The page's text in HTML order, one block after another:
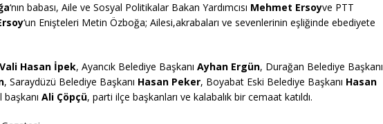
‘nın babası, Aile ve Sosyal Politikalar Bakan Yardımcısı Mehmet Ersoyve PTT
‘un Enişteleri Metin Özboğa; Ailesi,akrabaları ve sevenlerinin eşliğinde ebediyete
Vali Hasan İpek, Ayancık Belediye Başkanı Ayhan Ergün, Durağan Belediye Başkanı
, Saraydüzü Belediye Başkanı Hasan Peker, Boyabat Eski Belediye Başkanı Hasan
başkanı Ali Çöpçü, parti ilçe başkanları ve kalabalık bir cemaat katıldı.